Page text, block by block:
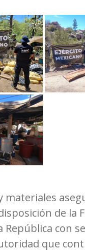
materiales
de la
República con
que